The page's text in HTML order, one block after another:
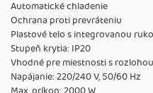
Automatické chladenie
Ochrana proti prevráteniu
Plastové telo s integrovanou
Stupeň krytia: IP20
Vhodné pre miestnosti s
Napájanie: 220/240 V, 50/60 Hz